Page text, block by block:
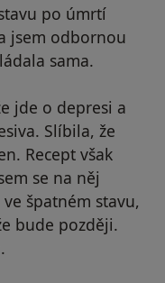
po úmrtí
jsem odbornou
sama.
jde o depresi a
Slíbila, že
Recept však
se na něj
špatném stavu,
bude později.